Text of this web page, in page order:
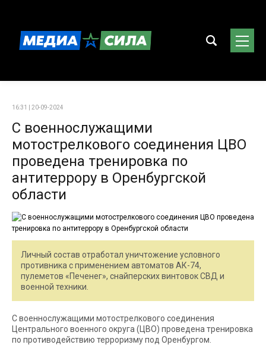
16:31 | 20-09-2024
С военнослужащими
мотострелкового соединения ЦВО
проведена тренировка по
антитеррору в Оренбургской
области
Личный состав отработал уничтожение условного
противника с применением автоматов АК-74,
пулеметов «Печенег», снайперских винтовок СВД и
военной техники.
С военнослужащими мотострелкового соединения
Центрального военного округа (ЦВО) проведена тренировка
по противодействию терроризму под Оренбургом.